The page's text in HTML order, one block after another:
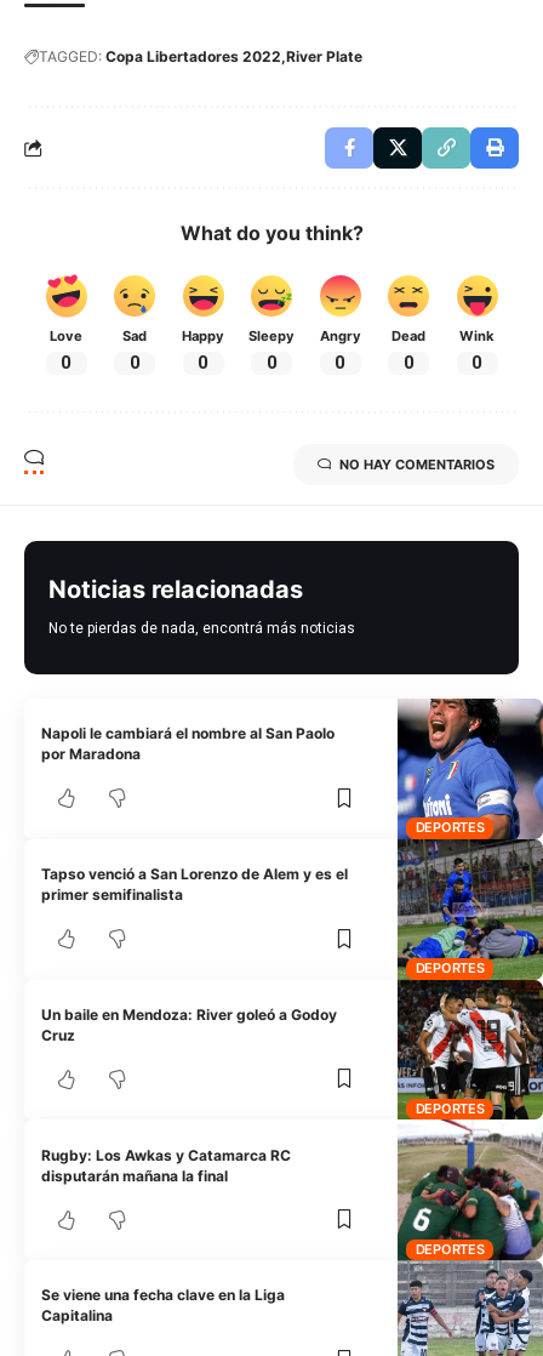
TAGGED: Copa Libertadores 2022 River Plate
What do you think?
Love
0
Sad
0
Happy
0
Sleepy
0
Angry
0
Dead
0
Wink
0
NO HAY COMENTARIOS
Noticias relacionadas
No te pierdas de nada, encontrá más noticias
DEPORTES
Napoli le cambiará el nombre al San Paolo
por Maradona
DEPORTES
Tapso venció a San Lorenzo de Alem y es el
primer semifinalista
DEPORTES
Un baile en Mendoza: River goleó a Godoy
Cruz
DEPORTES
Rugby: Los Awkas y Catamarca RC
disputarán mañana la final
Se viene una fecha clave en la Liga
Capitalina